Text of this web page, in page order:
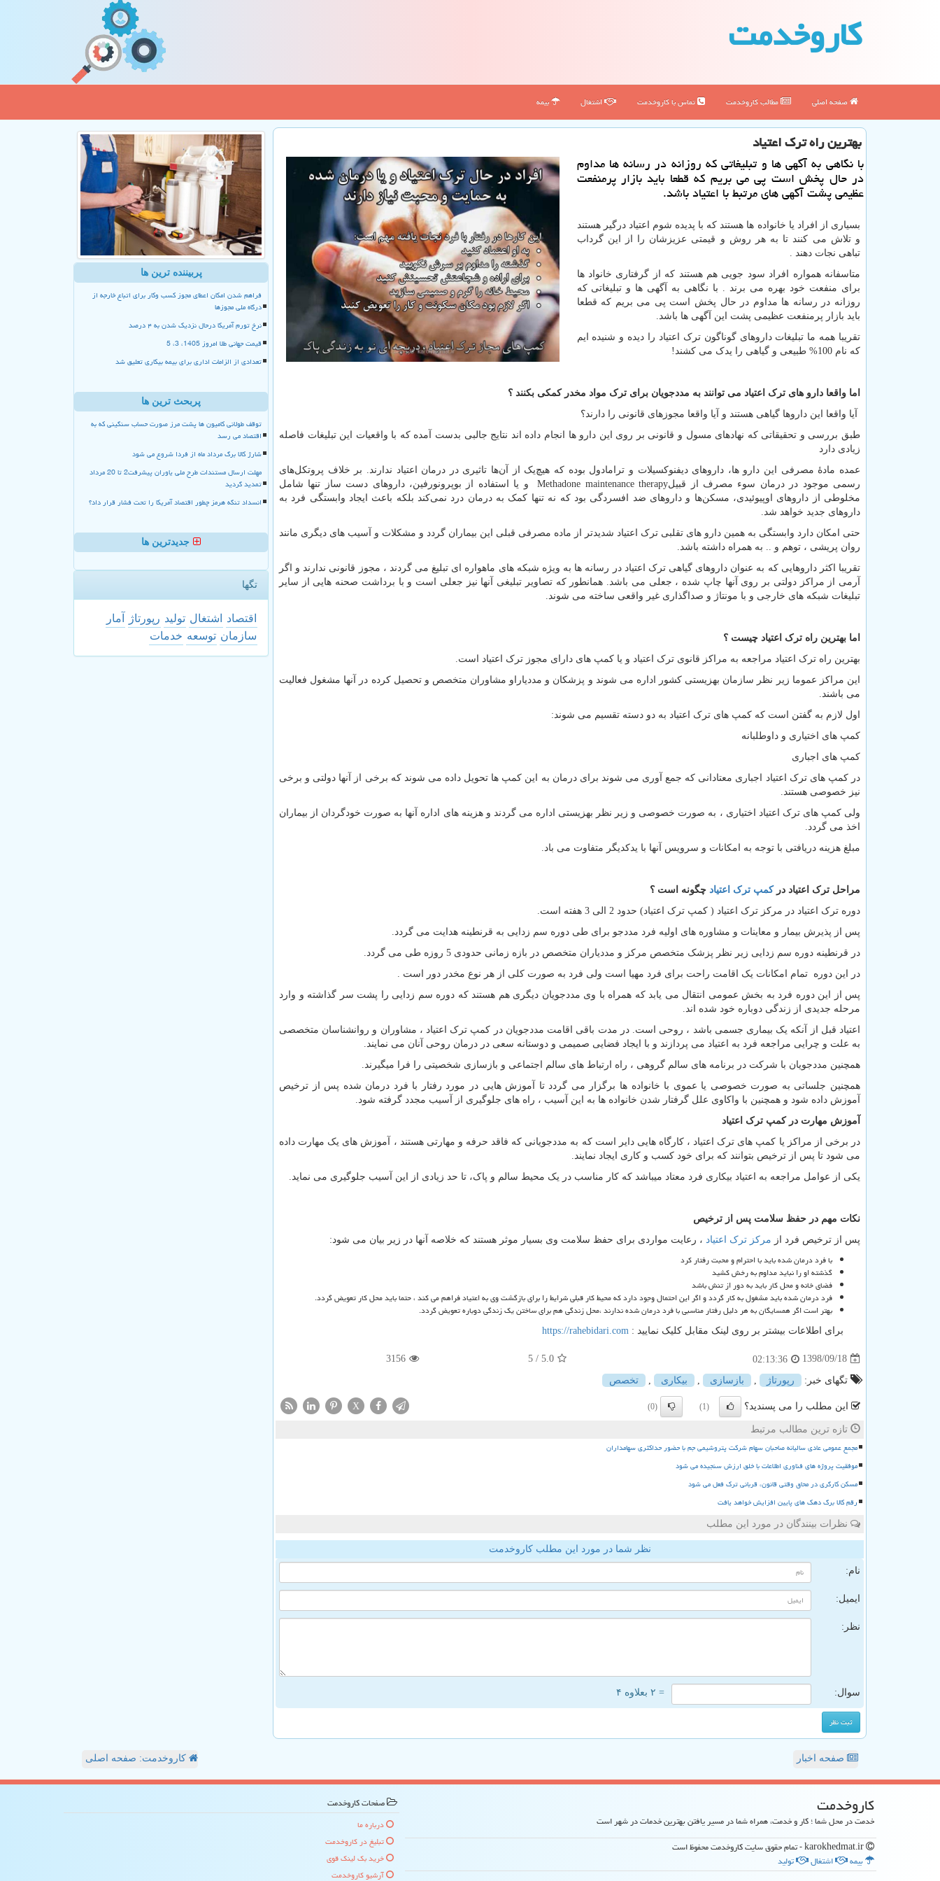
كاروخدمت
صفحه اصلی مطالب كاروخدمت تماس با كاروخدمت اشتغال بیمه
بهترین راه ترك اعتیاد
با نگاهی به آگهی ها و تبلیغاتی كه روزانه در رسانه ها مداوم
در حال پخش است پی می بریم كه قطعا باید بازار پرمنفعت
عظیمی پشت آگهی های مرتبط با اعتیاد باشد.
بسیاری از افراد یا خانواده ها هستند که با پدیده شوم اعتیاد درگیر هستند
و تلاش می کنند تا به هر روش و قیمتی عزیزشان را از این گرداب
تباهی نجات دهند .
متاسفانه همواره افراد سود جویی هم هستند که از گرفتاری خانواد ها
برای منفعت خود بهره می برند . با نگاهی به آگهی ها و تبلیغاتی که
روزانه در رسانه ها مداوم در حال پخش است پی می بریم که قطعا
باید بازار پرمنفعت عظیمی پشت این آگهی ها باشد.
تقریبا همه ما تبلیغات داروهای گوناگون ترک اعتیاد را دیده و شنیده ایم
که نام 100% طبیعی و گیاهی را یدک می کشند!
اما واقعا دارو های ترک اعتیاد می توانند به مددجویان برای ترک مواد مخدر کمکی بکنند ؟
آیا واقعا این داروها گیاهی هستند و آیا واقعا مجوزهای قانونی را دارند؟
طبق بررسی و تحقیقاتی که نهادهای مسول و قانونی بر روی این دارو ها انجام داده اند نتایج جالبی بدست آمده که با واقعیات این تبلیغات فاصله
زیادی دارد
عمده مادۀ مصرفی این دارو ها، داروهای دیفنوکسیلات و ترامادول بوده که هیچ‌یک از آن‌ها تاثیری در درمان اعتیاد ندارند. بر خلاف پروتکل‌های
رسمی موجود در درمان سوء مصرف از قبیلMethadone maintenance therapy
و یا استفاده از بوپرونورفین، داروهای دست ساز تنها شامل
مخلوطی از داروهای اوپیوئیدی، مسکن‌ها و داروهای ضد افسردگی بود که نه تنها کمک به درمان درد نمی‌کند بلکه باعث ایجاد وابستگی فرد به
داروهای جدید خواهد شد.
حتی امکان دارد وابستگی به همین دارو های تقلبی ترک اعتیاد شدیدتر از ماده مصرفی قبلی این بیماران گردد و مشکلات و آسیب های دیگری مانند
روان پریشی ، توهم و .. به همراه داشته باشد.
تقریبا اکثر داروهایی که به عنوان داروهای گیاهی ترک اعتیاد در رسانه ها به ویژه شبکه های ماهواره ای تبلیغ می گردند ، مجوز قانونی ندارند و اگر
آرمی از مراکز دولتی بر روی آنها چاپ شده ، جعلی می باشد. همانطور که تصاویر تبلیغی آنها نیز جعلی است و با برداشت صحنه هایی از سایر
تبلیغات شبکه های خارجی و با مونتاژ و صداگذاری غیر واقعی ساخته می شوند.
اما بهترین راه ترک اعتیاد چیست ؟
بهترین راه ترک اعتیاد مراجعه به مراکز قانوی ترک اعتیاد و یا کمپ های دارای مجوز ترک اعتیاد است.
این مراکز عموما زیر نظر سازمان بهزیستی کشور اداره می شوند و پزشکان و مددیاراو مشاوران متخصص و تحصیل کرده در آنها مشغول فعالیت
می باشند.
اول لازم به گفتن است که کمپ های ترک اعتیاد به دو دسته تقسیم می شوند:
کمپ های اختیاری و داوطلبانه
کمپ های اجباری
در کمپ های ترک اعتیاد اجباری معتادانی که جمع آوری می شوند برای درمان به این کمپ ها تحویل داده می شوند که برخی از آنها دولتی و برخی
نیز خصوصی هستند.
ولی کمپ های ترک اعتیاد اختیاری ، به صورت خصوصی و زیر نظر بهزیستی اداره می گردند و هزینه های اداره آنها به صورت خودگردان از بیماران
اخذ می گردد.
مبلغ هزینه دریافتی با توجه به امکانات و سرویس آنها با یدکدیگر متفاوت می باد.
مراحل ترک اعتیاد درکمپ ترک اعتیاد چگونه است ؟
دوره ترک اعتیاد در مرکز ترک اعتیاد ( کمپ ترک اعتیاد) حدود 2 الی 3 هفته است.
پس از پذیرش بیمار و معاینات و مشاوره های اولیه فرد مددجو برای طی دوره سم زدایی به قرنطینه هدایت می گردد.
در قرنطینه دوره سم زدایی زیر نظر پزشک متخصص مرکز و مددیاران متخصص در بازه زمانی حدودی 5 روزه طی می گردد.
در این دوره تمام امکانات یک اقامت راحت برای فرد مهیا است ولی فرد به صورت کلی از هر نوع مخدر دور است .
پس از این دوره فرد به بخش عمومی انتقال می یابد که همراه با وی مددجویان دیگری هم هستند که دوره سم زدایی را پشت سر گذاشته و وارد
مرحله جدیدی از زندگی دوباره خود شده اند.
اعتیاد قبل از آنکه یک بیماری جسمی باشد ، روحی است. در مدت باقی اقامت مددجویان در کمپ ترک اعتیاد ، مشاوران و روانشناسان متخصصی
به علت و چرایی مراجعه فرد به اعتیاد می پردازند و با ایجاد فضایی صمیمی و دوستانه سعی در درمان روحی آنان می نمایند.
همچنین مددجویان با شرکت در برنامه های سالم گروهی ، راه ارتباط های سالم اجتماعی و بازسازی شخصیتی را فرا میگیرند.
همچنین جلساتی به صورت خصوصی یا عموی با خانواده ها برگزار می گردد تا آموزش هایی در مورد رفتار با فرد درمان شده پس از ترخیص
آموزش داده شود و همچنین با واکاوی علل گرفتار شدن خانواده ها به این آسیب ، راه های جلوگیری از آسیب مجدد گرفته شود.
آموزش مهارت در کمپ ترک اعتیاد
در برخی از مراکز یا کمپ های ترک اعتیاد ، کارگاه هایی دایر است که به مددجویانی که فاقد حرفه و مهارتی هستند ، آموزش های یک مهارت داده
می شود تا پس از ترخیص بتوانند که برای خود کسب و کاری ایجاد نمایند.
یکی از عوامل مراجعه به اعتیاد بیکاری فرد معتاد میباشد که کار مناسب در یک محیط سالم و پاک، تا حد زیادی از این آسیب جلوگیری می نماید.
نکات مهم در حفظ سلامت پس از ترخیص
پس از ترخیص فرد از مرکز ترک اعتیاد ، رعایت مواردی برای حفظ سلامت وی بسیار موثر هستند که خلاصه آنها در زیر بیان می شود:
با فرد درمان شده باید با احترام و محبت رفتار کرد
گذشته او را نباید مداوم به رخش کشید
فضای خانه و محل کار باید به دور از تنش باشد
فرد درمان شده باید مشغول به کار گردد و اگر این احتمال وجود دارد که محیط کار قبلی شرایط را برای بازگشت وی به اعتیاد فراهم می کند ، حتما باید محل کار تعویض گردد.
بهتر است اگر همسایگان به هر دلیل رفتار مناسبی با فرد درمان شده ندارند ،محل زندگی هم برای ساختن یک زندگی دوباره تعویض گردد.
برای اطلاعات بیشتر بر روی لینک مقابل کلیک نمایید : https://rahebidari.com
1398/09/18
02:13:36
5.0
/ 5
3156
تگهای خبر: رپورتاژ بازسازی بیكاری تخصص
این مطلب را می پسندید؟ (1)
(0)
X
تازه ترین مطالب مرتبط
مجمع عمومی عادی سالیانه صاحبان سهام شرکت پتروشیمی جم با حضور حداکثری سهامداران
موفقیت پروژه های فناوری اطلاعات با خلق ارزش سنجیده می شود
مسکن کارگری در محاق وقتی قانون، قربانی ترک فعل می شود
رقم کالا برگ دهک های پایین افزایش خواهد یافت
نظرات بینندگان در مورد این مطلب
نظر شما در مورد این مطلب کاروخدمت
نام:
ایمیل:
نظر:
سوال: = ۲ بعلاوه ۴
پربیننده ترین ها
فراهم شدن امکان اعطای مجوز کسب وکار برای اتباع خارجه از
درگاه ملی مجوزها
نرخ تورم آمریکا درحال نزدیک شدن به ۴ درصد
قیمت جهانی طلا امروز 1405، 3، 5
تعدادی از الزامات اداری برای بیمه بیکاری تعلیق شد
پربحث ترین ها
توقف طولانی کامیون ها پشت مرز صورت حساب سنگینی که به
اقتصاد می رسد
شارژ کالا برگ مرداد ماه از فردا شروع می شود
مهلت ارسال مستندات طرح ملی یاوران پیشرفت2 تا 20 مرداد
تمدید گردید
انسداد تنگه هرمز چطور اقتصاد آمریکا را تحت فشار قرار داد؟
جدیدترین ها
تگها
اقتصاد اشتغال تولید رپورتاژ
آمار
سازمان توسعه خدمات
صفحه اخبار کاروخدمت: صفحه اصلی
كاروخدمت
خدمت در محل شما ؛ کار و خدمت، همراه شما در مسیر یافتن بهترین خدمات در شهر است
بیمه
اشتغال تولید
صفحات كاروخدمت
درباره ما
تبلیغ در كاروخدمت
خرید بک لینک قوی
آرشیو كاروخدمت